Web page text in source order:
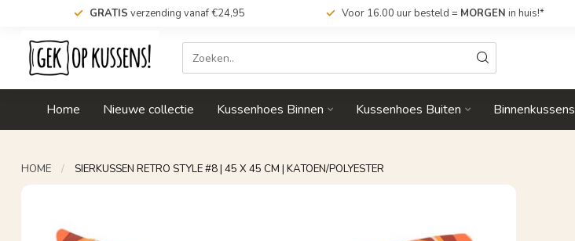
GRATIS verzending vanaf €24,95 Voor 16.00 uur besteld = MORGEN in huis!*
Home Nieuwe collectie Kussenhoes Binnen Kussenhoes Buiten Binnenkussens
HOME / SIERKUSSEN RETRO STYLE #8 | 45 X 45 CM | KATOEN/POLYESTER